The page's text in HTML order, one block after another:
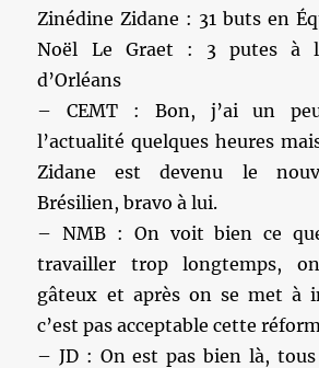
Zinédine Zidane : 31 buts en
Noël Le Graet : 3 putes à
d’Orléans
– CEMT : Bon, j’ai un
l’actualité quelques heures
Zidane est devenu le
Brésilien, bravo à lui.
– NMB : On voit bien ce
travailler trop longtemps,
gâteux et après on se met à
c’est pas acceptable cette
– JD : On est pas bien là,